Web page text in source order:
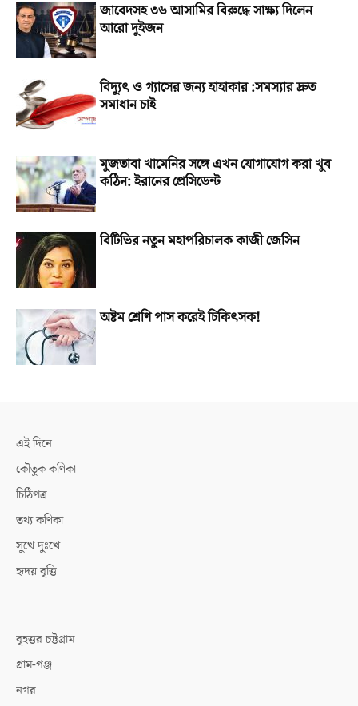
জাবেদসহ ৩৬ আসামির বিরুদ্ধে সাক্ষ্য দিলেন
আরো দুইজন
বিদ্যুৎ ও গ্যাসের জন্য হাহাকার :সমস্যার দ্রুত
সমাধান চাই
মুজতাবা খামেনির সঙ্গে এখন যোগাযোগ করা খুব
কঠিন: ইরানের প্রেসিডেন্ট
বিটিভির নতুন মহাপরিচালক কাজী জেসিন
অষ্টম শ্রেণি পাস করেই চিকিৎসক!
এই দিনে
কৌতুক কণিকা
চিঠিপত্র
তথ্য কণিকা
সুখে দুঃখে
হৃদয় বৃত্তি
বৃহত্তর চট্টগ্রাম
গ্রাম-গঞ্জ
নগর